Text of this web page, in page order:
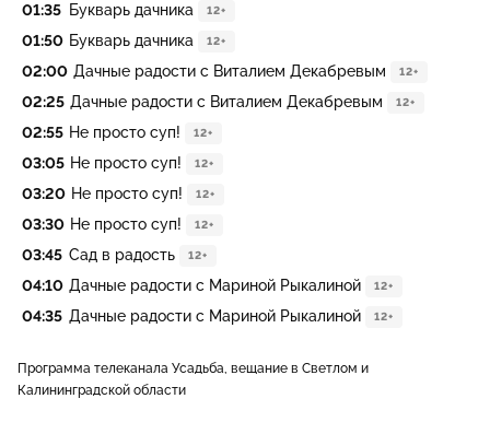
01:35 Букварь дачника 12+
01:50 Букварь дачника 12+
02:00 Дачные радости с Виталием Декабревым 12+
02:25 Дачные радости с Виталием Декабревым 12+
02:55 Не просто суп! 12+
03:05 Не просто суп! 12+
03:20 Не просто суп! 12+
03:30 Не просто суп! 12+
03:45 Сад в радость 12+
04:10 Дачные радости с Мариной Рыкалиной 12+
04:35 Дачные радости с Мариной Рыкалиной 12+
Программа телеканала Усадьба, вещание в Светлом и
Калининградской области